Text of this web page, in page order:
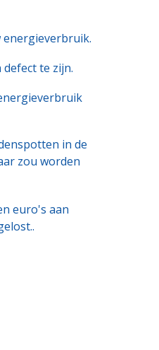
energieverbruik.
te zijn.
in de
zou worden
euro's aan